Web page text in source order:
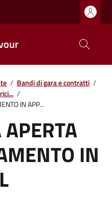
/ Bandi di gara e contratti /
/
IN APP...
IN